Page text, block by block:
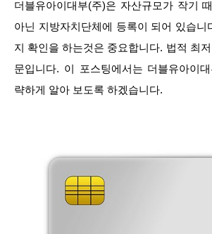
더블유아이대부(주)은 자산규모가 작기
아닌 지방자치단체에 등록이 되어 있습니
지 확인을 하는것은 중요합니다. 법적 최
문입니다. 이 포스팅에서는 더블유아이
략하게 알아 보도록 하겠습니다.